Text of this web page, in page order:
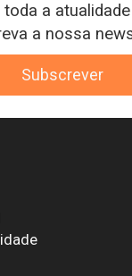
a
a nossa
Subscrever